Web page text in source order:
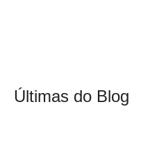
Últimas do Blog